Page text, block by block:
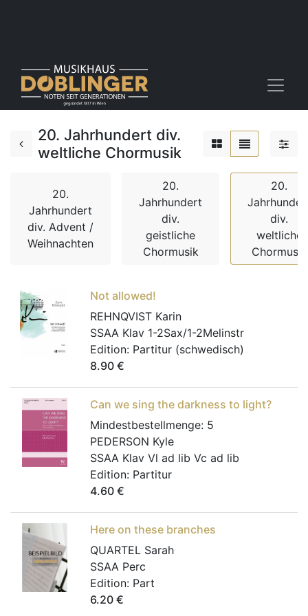
20. Jahrhundert div.
weltliche Chormusik
20.
Jahrhundert
div. Advent /
Weihnachten
20.
Jahrhundert
div.
geistliche
Chormusik
20.
div.
weltliche
Chormusik
Not allowed!
REHNQVIST Karin
SSAA Klav 1-2Sax/1-2Melinstr
Edition: Partitur (schwedisch)
8.90 €
Can we sing the darkness to light?
Mindestbestellmenge: 5
PEDERSON Kyle
SSAA Klav Vl ad lib Vc ad lib
Edition: Partitur
4.60 €
Here on these branches
QUARTEL Sarah
SSAA Perc
Edition: Part
6.20 €